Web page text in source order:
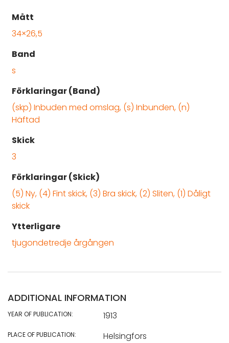
Mått
34×26,5
Band
s
Förklaringar (Band)
(skp) Inbuden med omslag, (s) Inbunden, (n)
Häftad
Skick
3
Förklaringar (Skick)
(5) Ny, (4) Fint skick, (3) Bra skick, (2) Sliten, (1) Dåligt
skick
Ytterligare
tjugondetredje årgången
ADDITIONAL INFORMATION
YEAR OF PUBLICATION: 1913
PLACE OF PUBLICATION: Helsingfors